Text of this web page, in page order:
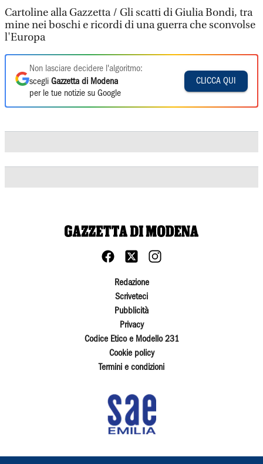
Cartoline alla Gazzetta / Gli scatti di Giulia Bondi, tra
mine nei boschi e ricordi di una guerra che sconvolse
l'Europa
Non lasciare decidere l'algoritmo:
scegli Gazzetta di Modena
per le tue notizie su Google
CLICCA QUI
Redazione
Scriveteci
Pubblicità
Privacy
Codice Etico e Modello 231
Cookie policy
Termini e condizioni